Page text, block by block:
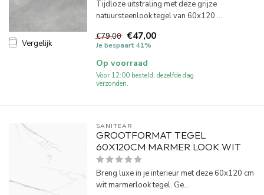
Vergelijk
Tijdloze uitstraling met deze grijze
natuursteenlook tegel van 60x120 ...
€79,00 €47,00
Je bespaart 41%
Op voorraad
Voor 12:00 besteld, dezelfde dag
verzonden.
SANITEAR
GROOTFORMAT TEGEL
60X120CM MARMER LOOK WIT
Breng luxe in je interieur met deze 60x120 cm
wit marmerlook tegel. Ge...